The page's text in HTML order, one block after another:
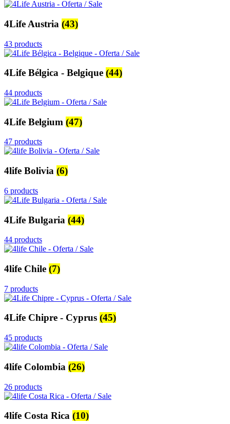
4Life Austria (43)
43 products
4Life Bélgica - Belgique (44)
44 products
4Life Belgium (47)
47 products
4life Bolivia (6)
6 products
4Life Bulgaria (44)
44 products
4life Chile (7)
7 products
4Life Chipre - Cyprus (45)
45 products
4life Colombia (26)
26 products
4life Costa Rica (10)